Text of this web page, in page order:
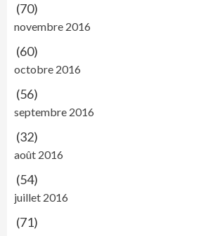
(70)
novembre 2016
(60)
octobre 2016
(56)
septembre 2016
(32)
août 2016
(54)
juillet 2016
(71)